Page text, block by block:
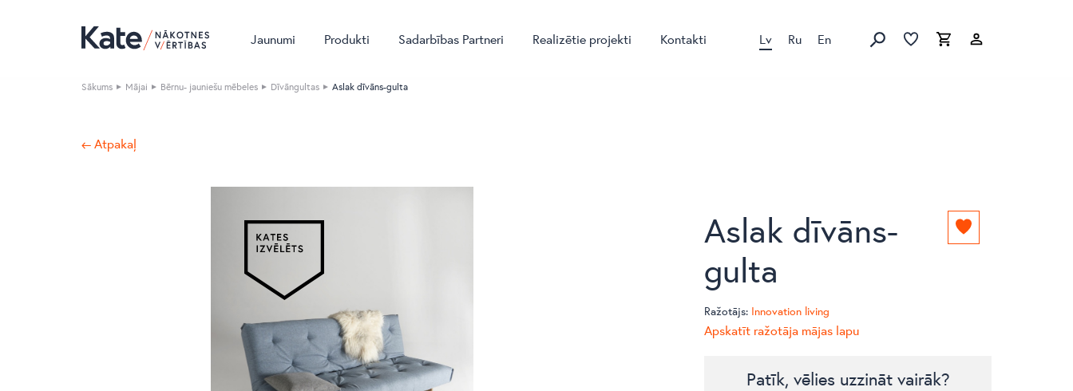
Jaunumi Produkti Sadarbības Partneri Realizētie projekti Kontakti Lv Ru En Meklēt produktus
Izlase Grozs
Sākums Mājai Bērnu- jauniešu mēbeles Dīvāngultas Aslak dīvāns-gulta
← Atpakaļ
Aslak dīvāns-
gulta
Pievienot
Ražotājs: Innovation living
Apskatīt ražotāja mājas lapu
Patīk, vēlies uzzināt vairāk?